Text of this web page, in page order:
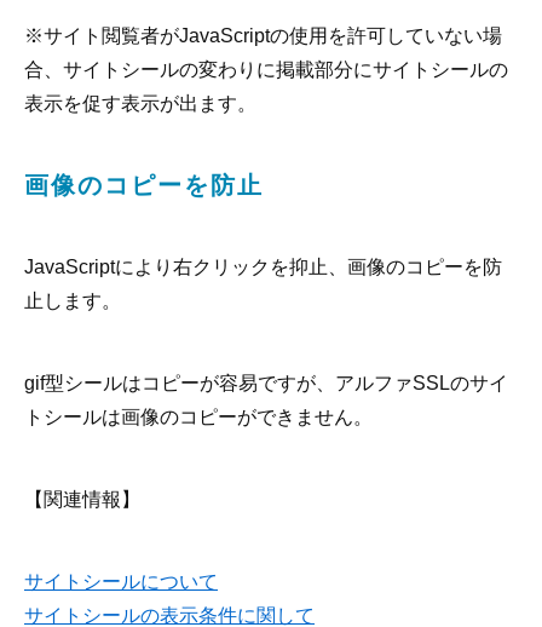
※サイト閲覧者がJavaScriptの使用を許可していない場
合、サイトシールの変わりに掲載部分にサイトシールの
表示を促す表示が出ます。
画像のコピーを防止
JavaScriptにより右クリックを抑止、画像のコピーを防
止します。
gif型シールはコピーが容易ですが、アルファSSLのサイ
トシールは画像のコピーができません。
【関連情報】
サイトシールについて
サイトシールの表示条件に関して